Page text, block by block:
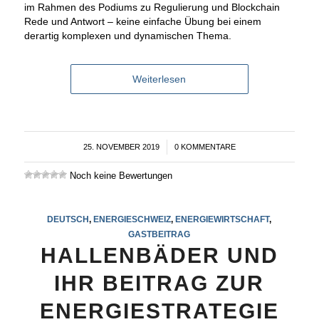
im Rahmen des Podiums zu Regulierung und Blockchain
Rede und Antwort – keine einfache Übung bei einem
derartig komplexen und dynamischen Thema.
Weiterlesen
25. NOVEMBER 2019
/ 0 KOMMENTARE
Noch keine Bewertungen
DEUTSCH, ENERGIESCHWEIZ, ENERGIEWIRTSCHAFT,
GASTBEITRAG
HALLENBÄDER UND
IHR BEITRAG ZUR
ENERGIESTRATEGIE